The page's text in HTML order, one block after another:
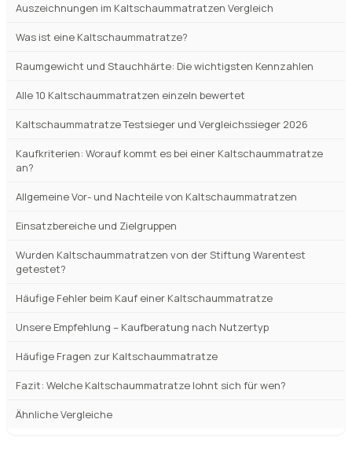
Auszeichnungen im Kaltschaummatratzen Vergleich
Was ist eine Kaltschaummatratze?
Raumgewicht und Stauchhärte: Die wichtigsten Kennzahlen
Alle 10 Kaltschaummatratzen einzeln bewertet
Kaltschaummatratze Testsieger und Vergleichssieger 2026
Kaufkriterien: Worauf kommt es bei einer Kaltschaummatratze
an?
Allgemeine Vor- und Nachteile von Kaltschaummatratzen
Einsatzbereiche und Zielgruppen
Wurden Kaltschaummatratzen von der Stiftung Warentest
getestet?
Häufige Fehler beim Kauf einer Kaltschaummatratze
Unsere Empfehlung – Kaufberatung nach Nutzertyp
Häufige Fragen zur Kaltschaummatratze
Fazit: Welche Kaltschaummatratze lohnt sich für wen?
Ähnliche Vergleiche